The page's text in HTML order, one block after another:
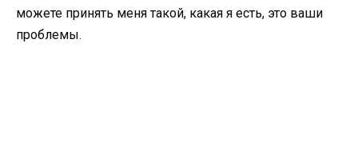
можете принять меня такой, какая я есть, это ваши
проблемы.